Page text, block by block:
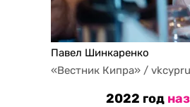
Павел Шинкаренко
«Вестник Кипра» /
2022 год